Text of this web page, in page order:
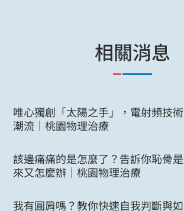
相關消息
唯心獨創「太陽之手」，電射頻技
潮流｜桃園物理治療
該邊痛痛的是怎麼了？告訴你恥骨
來又怎麼辦｜桃園物理治療
我有圓肩嗎？教你快速自我判斷與